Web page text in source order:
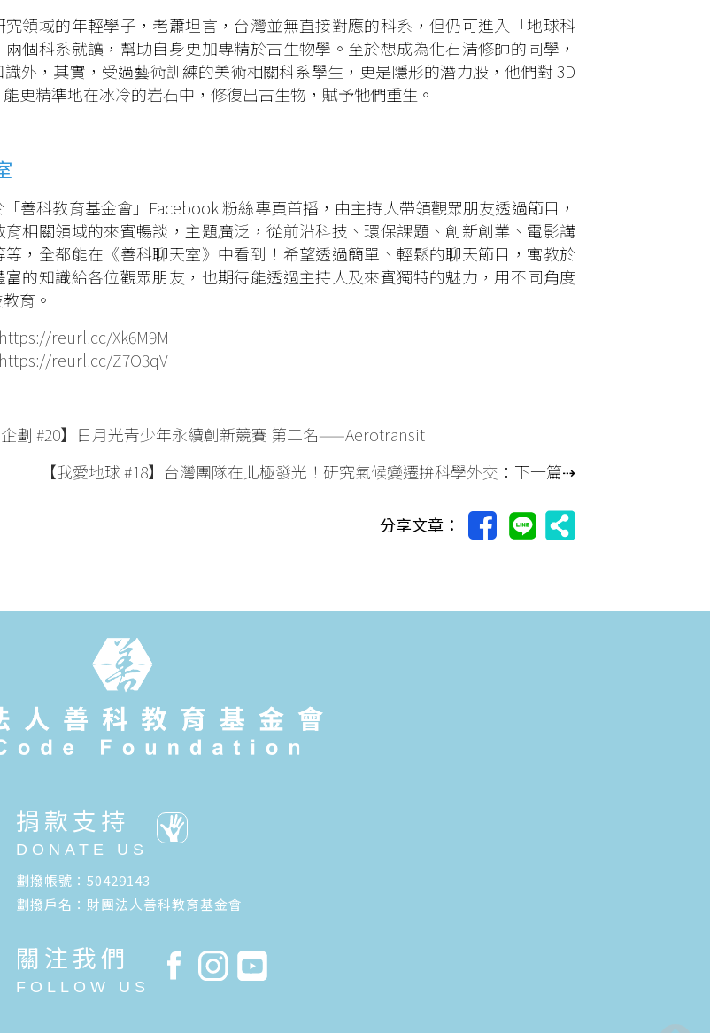
領域的年輕學子，老蕭坦言，台灣並無直接對應的科系，但仍可進入「地球科
個科系就讀，幫助自身更加專精於古生物學。至於想成為化石清修師的同學，
外，其實，受過藝術訓練的美術相關科系學生，更是隱形的潛力股，他們對 3D
更精準地在冰冷的岩石中，修復出古生物，賦予牠們重生。
善科教育基金會」Facebook 粉絲專頁首播，由主持人帶領觀眾朋友透過節目，
相關領域的來賓暢談，主題廣泛，從前沿科技、環保課題、創新創業、電影講
，全都能在《善科聊天室》中看到！希望透過簡單、輕鬆的聊天節目，寓教於
的知識給各位觀眾朋友，也期待能透過主持人及來賓獨特的魅力，用不同角度
育。
https://reurl.cc/Xk6M9M
https://reurl.cc/Z7O3qV
企劃 #20】日月光青少年永續創新競賽 第二名——Aerotransit
【我愛地球 #18】台灣團隊在北極發光！研究氣候變遷拚科學外交 ：下一篇⇢
分享文章：
捐款支持
DONATE US
劃撥帳號：50429143
劃撥戶名：財團法人善科教育基金會
關注我們
FOLLOW US